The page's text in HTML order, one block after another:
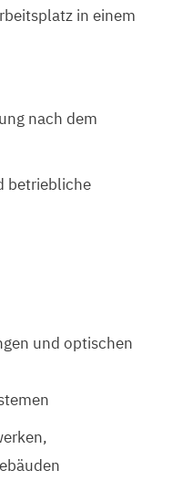
in einem
nach dem
betriebliche
und optischen